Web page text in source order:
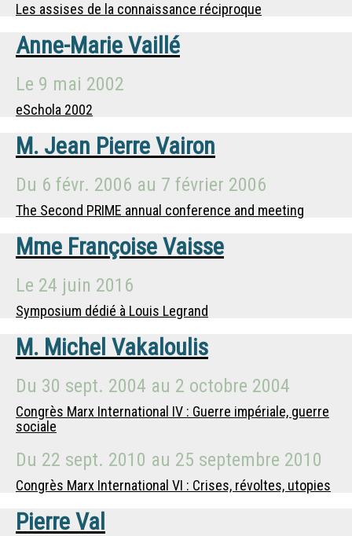
Les assises de la connaissance réciproque
Anne-Marie Vaillé
Le 9 mai 2002
eSchola 2002
M. Jean Pierre Vairon
Du 6 févr. 2006 au 7 février 2006
The Second PRIME annual conference and meeting
Mme Françoise Vaisse
Le 24 juin 2016
Symposium dédié à Louis Legrand
M. Michel Vakaloulis
Du 30 sept. 2004 au 2 octobre 2004
Congrès Marx International IV : Guerre impériale, guerre
sociale
Du 22 sept. 2010 au 25 septembre 2010
Congrès Marx International VI : Crises, révoltes, utopies
Pierre Val